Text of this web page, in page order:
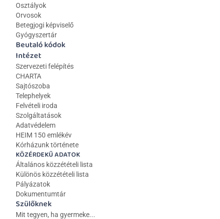
Osztályok
Orvosok
Betegjogi képviselő
Gyógyszertár
Beutaló kódok
Intézet
Szervezeti felépítés
CHARTA
Sajtószoba
Telephelyek
Felvételi iroda
Szolgáltatások
Adatvédelem
HEIM 150 emlékév
Kórházunk története
KÖZÉRDEKŰ ADATOK
Általános közzétételi lista
Különös közzétételi lista
Pályázatok
Dokumentumtár
Szülőknek
Mit tegyen, ha gyermeke...